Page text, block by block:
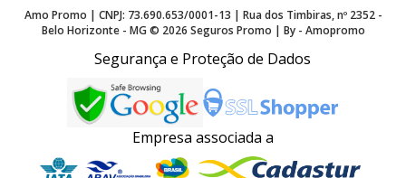
Amo Promo | CNPJ: 73.690.653/0001-13 | Rua dos Timbiras, nº 2352 -
Belo Horizonte - MG © 2026 Seguros Promo | By - Amopromo
Segurança e Proteção de Dados
Empresa associada a